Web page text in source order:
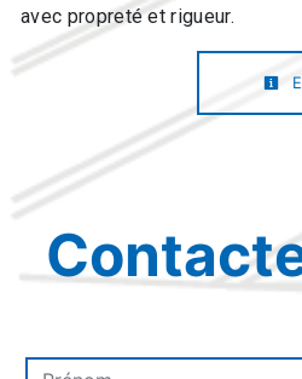
avec propreté et rigueur.